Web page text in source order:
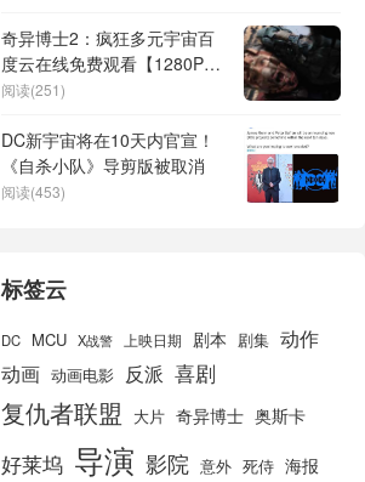
奇异博士2：疯狂多元宇宙百
度云在线免费观看【1280P高
清国语】网盘资源
阅读(251)
DC新宇宙将在10天内官宣！
《自杀小队》导剪版被取消
阅读(453)
标签云
DC MCU X战警 上映日期 剧本 剧集 动作
动画 动画电影 反派 喜剧
复仇者联盟 大片 奇异博士 奥斯卡
好莱坞 导演 影院 意外 死侍 海报